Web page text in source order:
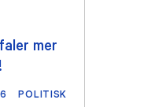
mer
POLITISK